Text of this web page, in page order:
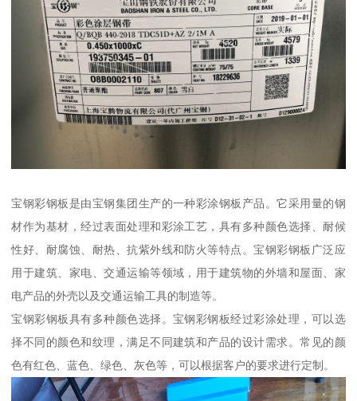
宝钢彩钢板是由宝钢集团生产的一种彩涂钢板产品。它采用量的钢
材作为基材，经过表面处理和彩涂工艺，具有多种颜色选择、耐候
性好、耐腐蚀、耐热、抗紫外线和防火等特点。宝钢彩钢板广泛应
用于建筑、家电、交通运输等领域，用于建筑物的外墙和屋面、家
电产品的外壳以及交通运输工具的制造等。
宝钢彩钢板具有多种颜色选择。宝钢彩钢板经过彩涂处理，可以选
择不同的颜色和纹理，满足不同建筑和产品的设计需求。常见的颜
色有红色、蓝色、绿色、灰色等，可以根据客户的要求进行定制。